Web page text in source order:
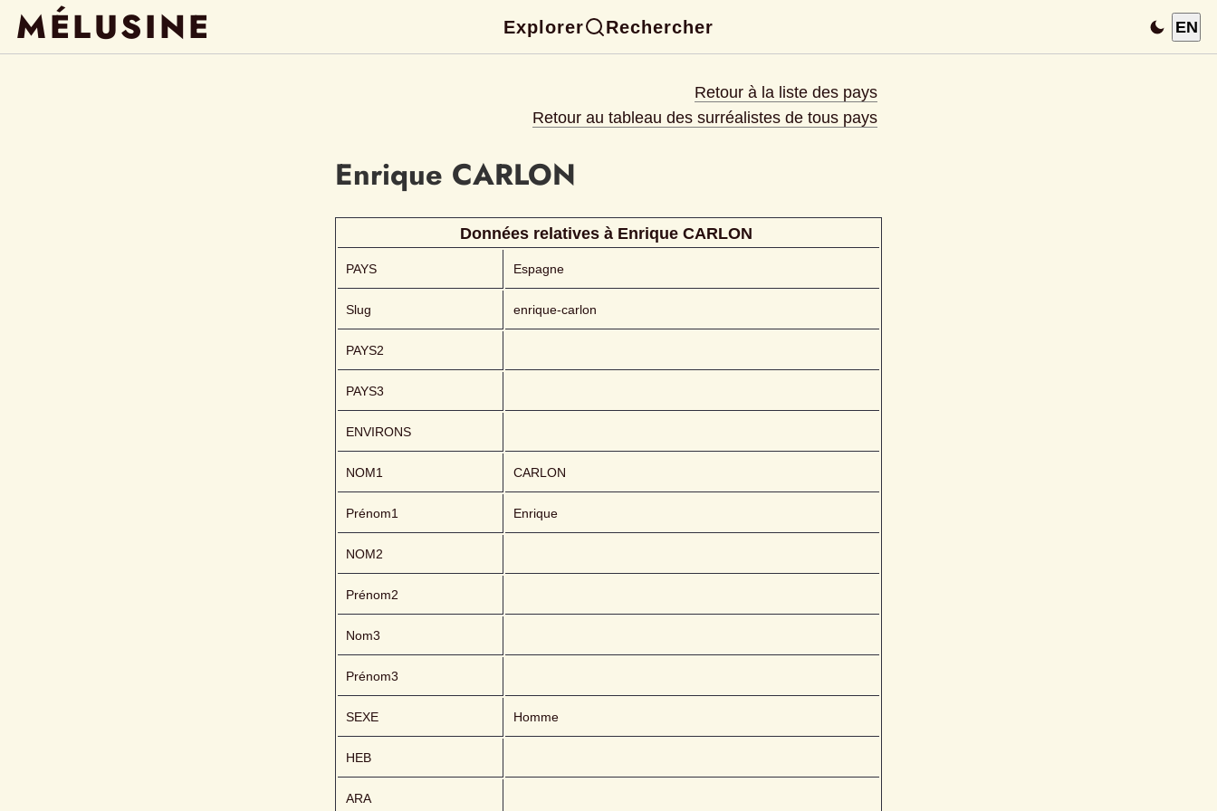
MÉLUSINE Explorer Rechercher EN
Retour à la liste des pays
Retour au tableau des surréalistes de tous pays
Enrique CARLON
Données relatives à Enrique CARLON
PAYS Espagne
Slug enrique-carlon
PAYS2
PAYS3
ENVIRONS
NOM1 CARLON
Prénom1 Enrique
NOM2
Prénom2
Nom3
Prénom3
SEXE Homme
HEB
ARA